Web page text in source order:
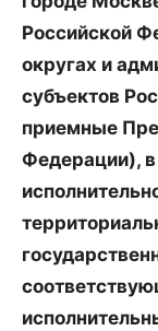
Российской
округах и
субъектов
приемные
Федерации),